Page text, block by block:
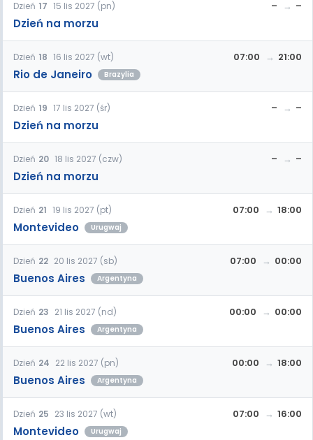
Dzień 17 15 lis 2027 (pn)
Dzień na morzu
– –
Dzień 18 16 lis 2027 (wt)
Rio de Janeiro Brazylia
07:00 21:00
Dzień 19 17 lis 2027 (śr)
Dzień na morzu
– –
Dzień 20 18 lis 2027 (czw)
Dzień na morzu
– –
Dzień 21 19 lis 2027 (pt)
Montevideo Urugwaj
07:00 18:00
Dzień 22 20 lis 2027 (sb)
Buenos Aires Argentyna
07:00 00:00
Dzień 23 21 lis 2027 (nd)
Buenos Aires Argentyna
00:00 00:00
Dzień 24 22 lis 2027 (pn)
Buenos Aires Argentyna
00:00 18:00
Dzień 25 23 lis 2027 (wt)
Montevideo Urugwaj
07:00 16:00